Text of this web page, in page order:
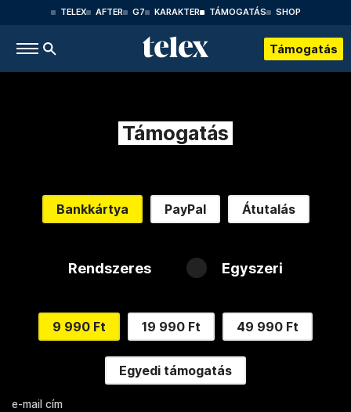
TELEX AFTER G7 KARAKTER TÁMOGATÁS SHOP
Támogatás
Támogatás
Bankkártya PayPal Átutalás
Rendszeres Egyszeri
9 990 Ft 19 990 Ft 49 990 Ft
Egyedi támogatás
e-mail cím